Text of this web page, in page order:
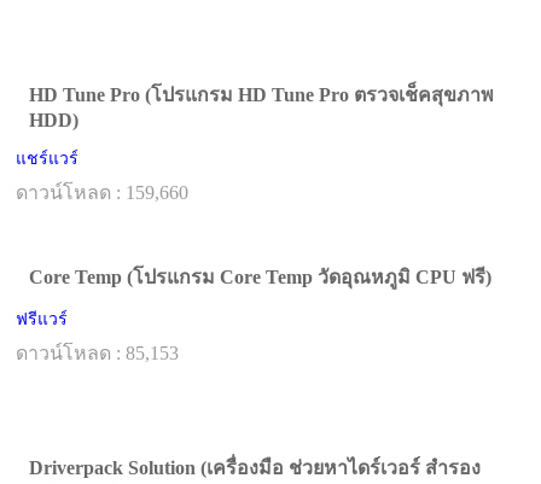
HD Tune Pro (โปรแกรม HD Tune Pro ตรวจเช็คสุขภาพ
HDD)
แชร์แวร์
ดาวน์โหลด : 159,660
Core Temp (โปรแกรม Core Temp วัดอุณหภูมิ CPU ฟรี)
ฟรีแวร์
ดาวน์โหลด : 85,153
Driverpack Solution (เครื่องมือ ช่วยหาไดร์เวอร์ สำรอง